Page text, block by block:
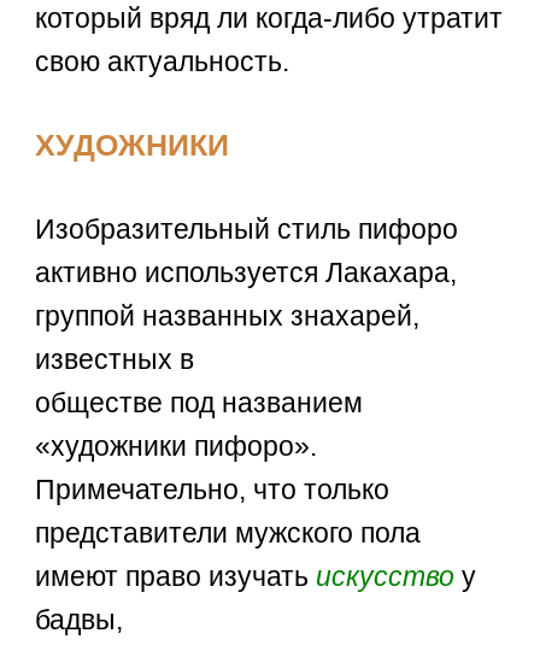
который вряд ли когда-либо утратит
свою актуальность.
ХУДОЖНИКИ
Изобразительный стиль пифоро
активно используется Лакахара,
группой названных знахарей,
известных в
обществе под названием
«художники пифоро».
Примечательно, что только
представители мужского пола
имеют право изучать искусство у
бадвы,